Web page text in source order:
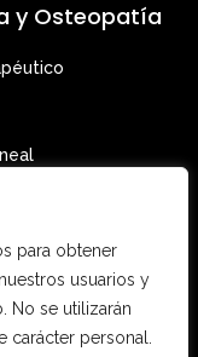
para obtener
usuarios y
No se utilizarán
personal.
y Osteopatía